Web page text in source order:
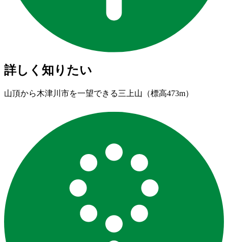
詳しく知りたい
山頂から木津川市を一望できる三上山（標高473m）